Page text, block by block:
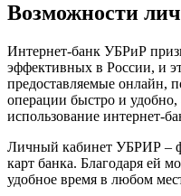
Возможности
Интернет-банк УБРиР
эффективных в России, и
предоставляемые онлайн,
операции быстро и
использование интернет-
Личный кабинет УБРИР –
карт банка. Благодаря ей
удобное время в любом